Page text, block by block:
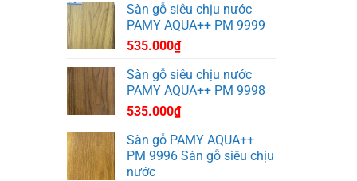
Sàn gỗ siêu chịu nước
PAMY AQUA++ PM 9999
535.000₫
Sàn gỗ siêu chịu nước
PAMY AQUA++ PM 9998
535.000₫
Sàn gỗ PAMY AQUA++
PM 9996 Sàn gỗ siêu chịu
nước